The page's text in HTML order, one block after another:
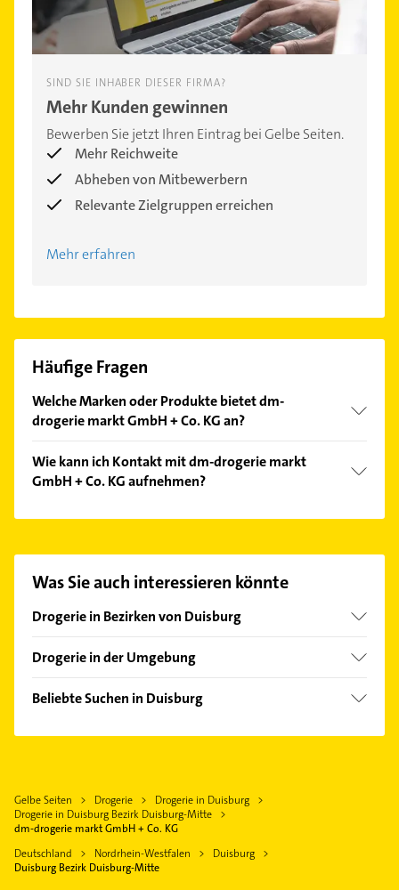
SIND SIE INHABER DIESER FIRMA?
Mehr Kunden gewinnen
Bewerben Sie jetzt Ihren Eintrag bei Gelbe Seiten.
Mehr Reichweite
Abheben von Mitbewerbern
Relevante Zielgruppen erreichen
Mehr erfahren
Häufige Fragen
Welche Marken oder Produkte bietet dm-
drogerie markt GmbH + Co. KG an?
Dove, Gard und Make-up.
Wie kann ich Kontakt mit dm-drogerie markt
GmbH + Co. KG aufnehmen?
Hier finden Sie alleKontaktdaten
Was Sie auch interessieren könnte
Drogerie in Bezirken von Duisburg
Bezirk Duisburg-Süd
Bezirk Rheinhausen
Drogerie in der Umgebung
Oberhausen Rheinland
Moers
Essen
Heiligenhaus
Krefeld
Beliebte Suchen in Duisburg
Gartenbau & Landschaftsbau
Kammerjäger
Bestatter
Putzfrau
Gelbe Seiten Drogerie
Drogerie in Duisburg
Drogerie in Duisburg Bezirk Duisburg-Mitte
dm-drogerie markt GmbH + Co. KG
Deutschland
Nordrhein-Westfalen
Duisburg
Duisburg Bezirk Duisburg-Mitte